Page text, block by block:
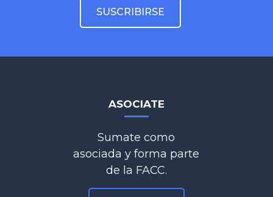
ASOCIATE
Sumate como
asociada y forma parte
de la FACC.